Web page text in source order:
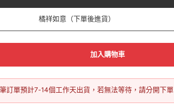
橘祥如意（下單後進貨）
加入購物車
訂單預計7-14個工作天出貨，若無法等待，請分開下單